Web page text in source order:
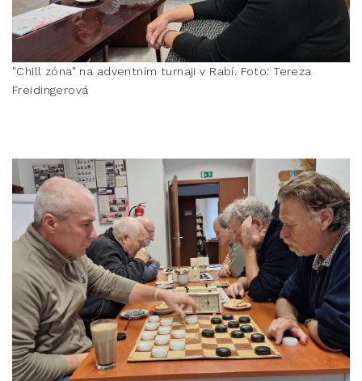
"Chill zóna" na adventním turnaji v Rabí. Foto: Tereza
Freidingerová